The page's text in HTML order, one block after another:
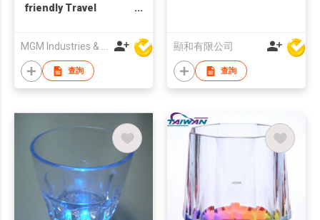
friendly Travel
MGM Industries & Company
查詢
顯和有限公司
查詢